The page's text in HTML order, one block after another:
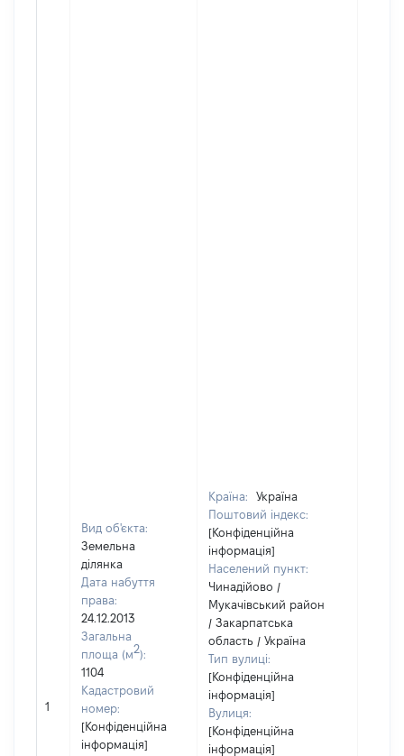
1
Вид об'єкта:
Земельна
ділянка
Дата набуття
права:
24.12.2013
Загальна
площа (м2):
1104
Кадастровий
номер:
[Конфіденційна
інформація]
Країна:
Україна
Поштовий індекс:
[Конфіденційна
інформація]
Населений пункт:
Чинадійово /
Мукачівський район
/ Закарпатська
область / Україна
Тип вулиці:
[Конфіденційна
інформація]
Вулиця:
[Конфіденційна
інформація]